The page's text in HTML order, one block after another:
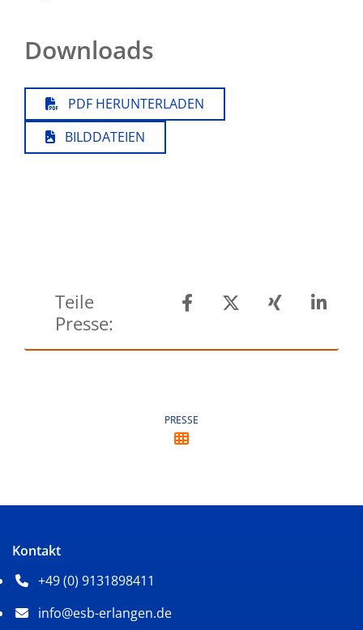
Downloads
PDF HERUNTERLADEN
BILDDATEIEN
Teile
Presse:
PRESSE
Kontakt
+49 (0) 9131898411
Telefonnummer: 4 9 0 9 1 3 1 8 9 8 4 1 1
info@esb-erlangen.de
E-Mail Adresse: info@esb-erlangen.de